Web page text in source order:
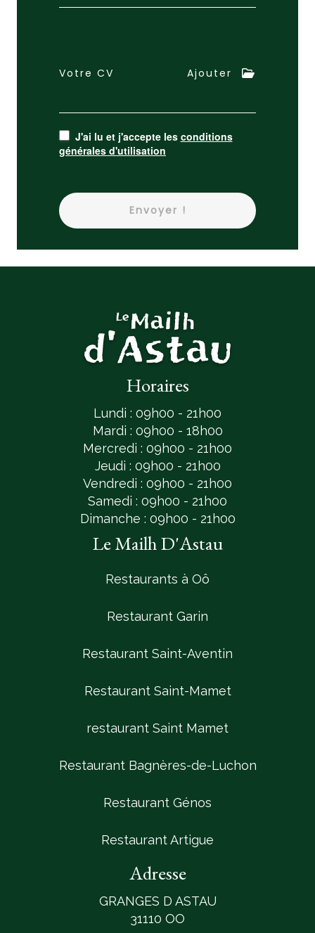
Votre CV Ajouter
J'ai lu et j'accepte les conditions
générales d'utilisation
Envoyer !
Horaires
Lundi : 09h00 - 21h00
Mardi : 09h00 - 18h00
Mercredi : 09h00 - 21h00
Jeudi : 09h00 - 21h00
Vendredi : 09h00 - 21h00
Samedi : 09h00 - 21h00
Dimanche : 09h00 - 21h00
Le Mailh D'Astau
Restaurants à Oô
Restaurant Garin
Restaurant Saint-Aventin
Restaurant Saint-Mamet
restaurant Saint Mamet
Restaurant Bagnères-de-Luchon
Restaurant Génos
Restaurant Artigue
Adresse
GRANGES D ASTAU
31110 OO